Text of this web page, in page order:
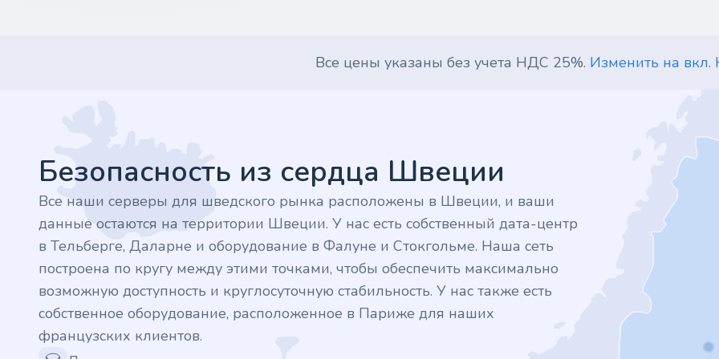
.tips
.cn
.re
.games
.it
Все цены указаны без учета НДС 25%. Изменить на
Безопасность из сердца Швеции
Все наши серверы для шведского рынка расположены в Швеции, и ваши
данные остаются на территории Швеции. У нас есть собственный дата-центр
в Тельберге, Даларне и оборудование в Фалуне и Стокгольме. Наша сеть
построена по кругу между этими точками, чтобы обеспечить максимально
возможную доступность и круглосуточную стабильность. У нас также есть
собственное оборудование, расположенное в Париже для наших
французских клиентов.